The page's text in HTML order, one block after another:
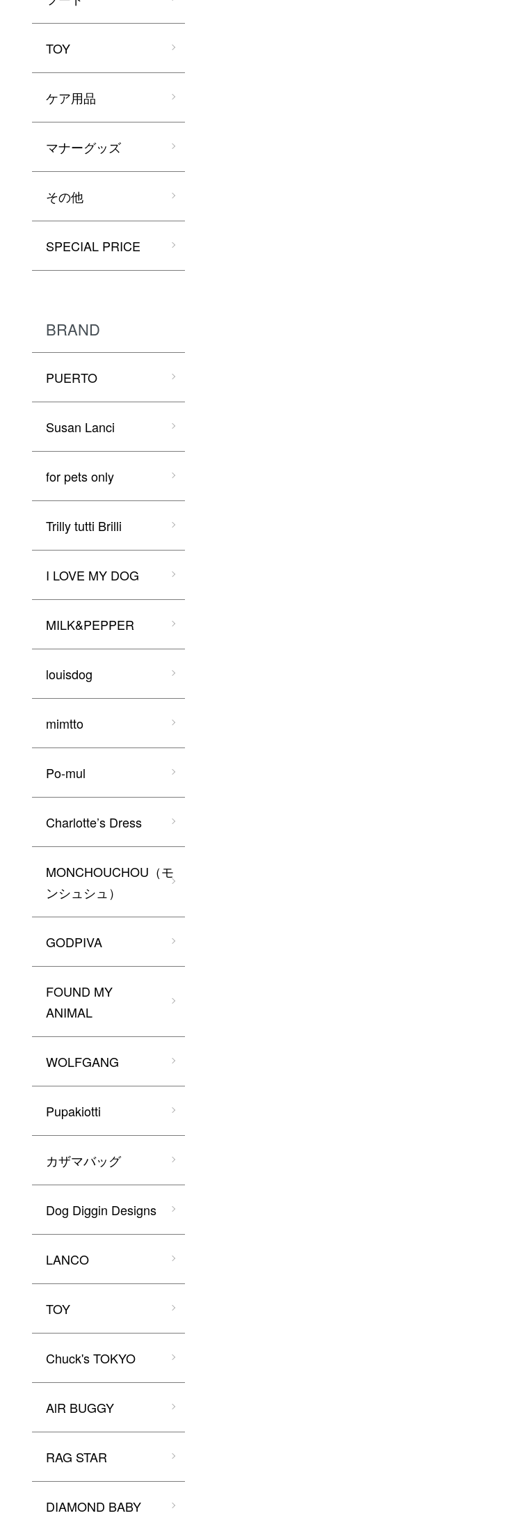
TOY
ケア用品
マナーグッズ
その他
SPECIAL PRICE
BRAND
PUERTO
Susan Lanci
for pets only
Trilly tutti Brilli
I LOVE MY DOG
MILK&PEPPER
louisdog
mimtto
Po-mul
Charlotte’s Dress
MONCHOUCHOU（モ
ンシュシュ）
GODPIVA
FOUND MY
ANIMAL
WOLFGANG
Pupakiotti
カザマバッグ
Dog Diggin Designs
LANCO
TOY
Chuck's TOKYO
AlR BUGGY
RAG STAR
DIAMOND BABY